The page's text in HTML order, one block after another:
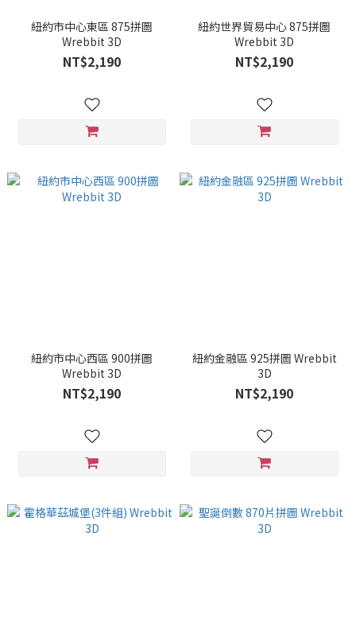
紐約市中心東區 875拼圖
Wrebbit 3D
NT$2,190
紐約世界貿易中心 875拼圖
Wrebbit 3D
NT$2,190
紐約市中心西區 900拼圖
Wrebbit 3D
NT$2,190
紐約金融區 925拼圖 Wrebbit
3D
NT$2,190